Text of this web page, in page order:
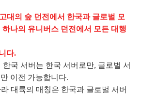
대의 숲 던전에서 한국과 글로벌 모
나의 유니버스 던전에서 모든 대행
다.
국 서버는 한국 서버로만, 글로벌 서
이전 가능합니다.
대륙의 매칭은 한국과 글로벌 서버